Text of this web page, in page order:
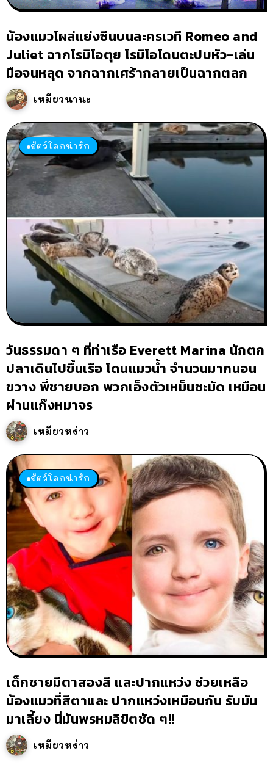
น้องแมวโผล่แย่งซีนบนละครเวที Romeo and
Juliet ฉากโรมิโอตุย โรมิโอโดนตะปบหัว-เล่น
มือจนหลุด จากฉากเศร้ากลายเป็นฉากตลก
เหมียวนานะ
สัตว์โลกน่ารัก
วันธรรมดา ๆ ที่ท่าเรือ Everett Marina นักตก
ปลาเดินไปขึ้นเรือ โดนแมวน้ำ จำนวนมากนอน
ขวาง พี่ชายบอก พวกเอ็งตัวเหม็นชะมัด เหมือน
ผ่านแก๊งหมาจร
เหมียวหง่าว
สัตว์โลกน่ารัก
เด็กชายมีตาสองสี และปากแหว่ง ช่วยเหลือ
น้องแมวที่สีตาและ ปากแหว่งเหมือนกัน รับมัน
มาเลี้ยง นี่มันพรหมลิขิตชัด ๆ!!
เหมียวหง่าว